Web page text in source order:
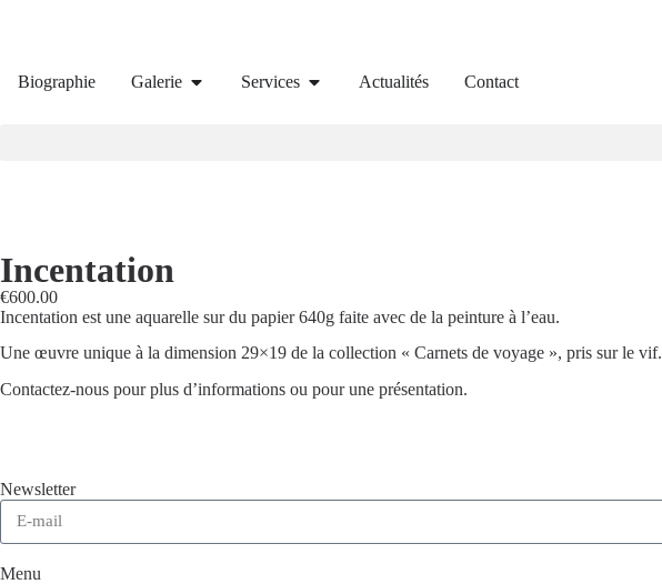
Biographie Galerie Services Actualités Contact
Incentation
€600.00
Incentation est une aquarelle sur du papier 640g faite avec de la peinture à l’eau.
Une œuvre unique à la dimension 29×19 de la collection « Carnets de voyage », pris sur le vif.
Contactez-nous pour plus d’informations ou pour une présentation.
Newsletter
Menu